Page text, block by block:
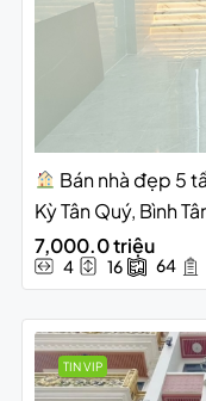
Bán nhà đẹp 5
Kỳ Tân Quý, Bình
7,000.0 triệu
4 16 64
TIN VIP